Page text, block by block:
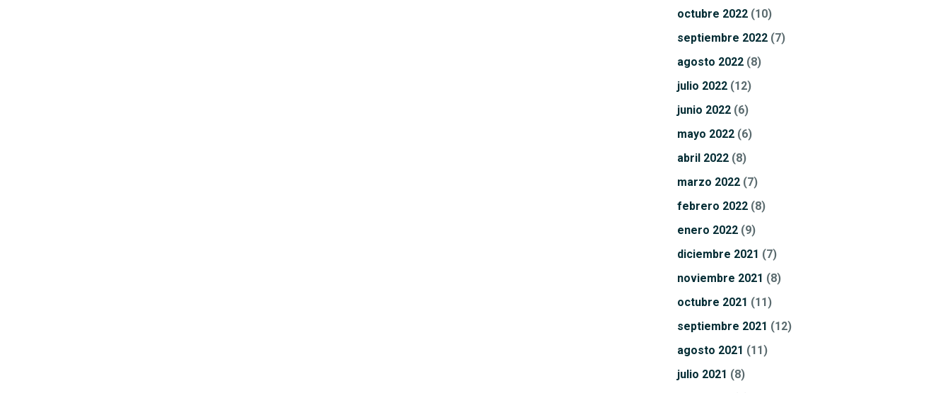
octubre 2022(10)
septiembre 2022(7)
agosto 2022(8)
julio 2022(12)
junio 2022(6)
mayo 2022(6)
abril 2022(8)
marzo 2022(7)
febrero 2022(8)
enero 2022(9)
diciembre 2021 (7)
noviembre 2021 (8)
octubre 2021 (11)
septiembre 2021 (12)
agosto 2021 (11)
julio 2021 (8)